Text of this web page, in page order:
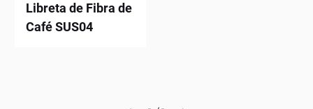
Libreta de Fibra de
Café SUS04